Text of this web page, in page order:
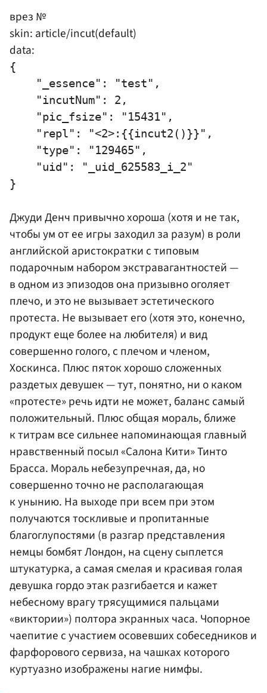
врез №
skin: article/incut(default)
data:
{
    "_essence": "test",
    "incutNum": 2,
    "pic_fsize": "15431",
    "repl": "<2>:{{incut2()}}",
    "type": "129465",
    "uid": "_uid_625583_i_2"
Джуди Денч привычно хороша (хотя и не так,
чтобы ум от ее игры заходил за разум) в роли
английской аристократки с типовым
подарочным набором экстравагантностей —
в одном из эпизодов она призывно оголяет
плечо, и это не вызывает эстетического
протеста. Не вызывает его (хотя это, конечно,
продукт еще более на любителя) и вид
совершенно голого, с плечом и членом,
Хоскинса. Плюс пяток хорошо сложенных
раздетых девушек — тут, понятно, ни о каком
«протесте» речь идти не может, баланс самый
положительный. Плюс общая мораль, ближе
к титрам все сильнее напоминающая главный
нравственный посыл «Салона Кити»Тинто
Брасса. Мораль небезупречная, да, но
совершенно точно не располагающая
к унынию. На выходе при всем при этом
получаются тоскливые и пропитанные
благоглупостями (в разгар представления
немцы бомбят Лондон, на сцену сыплется
штукатурка, а самая смелая и красивая голая
девушка гордо этак разгибается и кажет
небесному врагу трясущимися пальцами
«виктории») полтора экранных часа. Чопорное
чаепитие с участием осовевших собеседников и
фарфорового сервиза, на чашках которого
куртуазно изображены нагие нимфы.